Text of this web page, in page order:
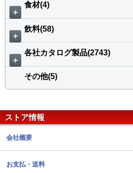
＋
食材(4)
＋
飲料(58)
＋
各社カタログ製品(2743)
その他(5)
ストア情報
会社概要
お支払・送料